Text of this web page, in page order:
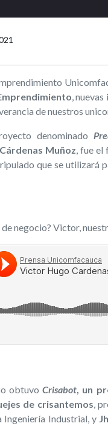
,
de nuestros
denominado
Muñoz , fue
que se utilizará
de negocio? Victor,
lo obtuvoCrisabot , un
de crisantemos ,
Ingeniería Industrial, y